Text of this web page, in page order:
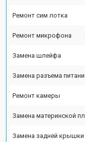
Ремонт сим лотка
Ремонт микрофона
Замена шлейфа
Замена разъема
Ремонт камеры
Замена материнской
Замена задней крышки